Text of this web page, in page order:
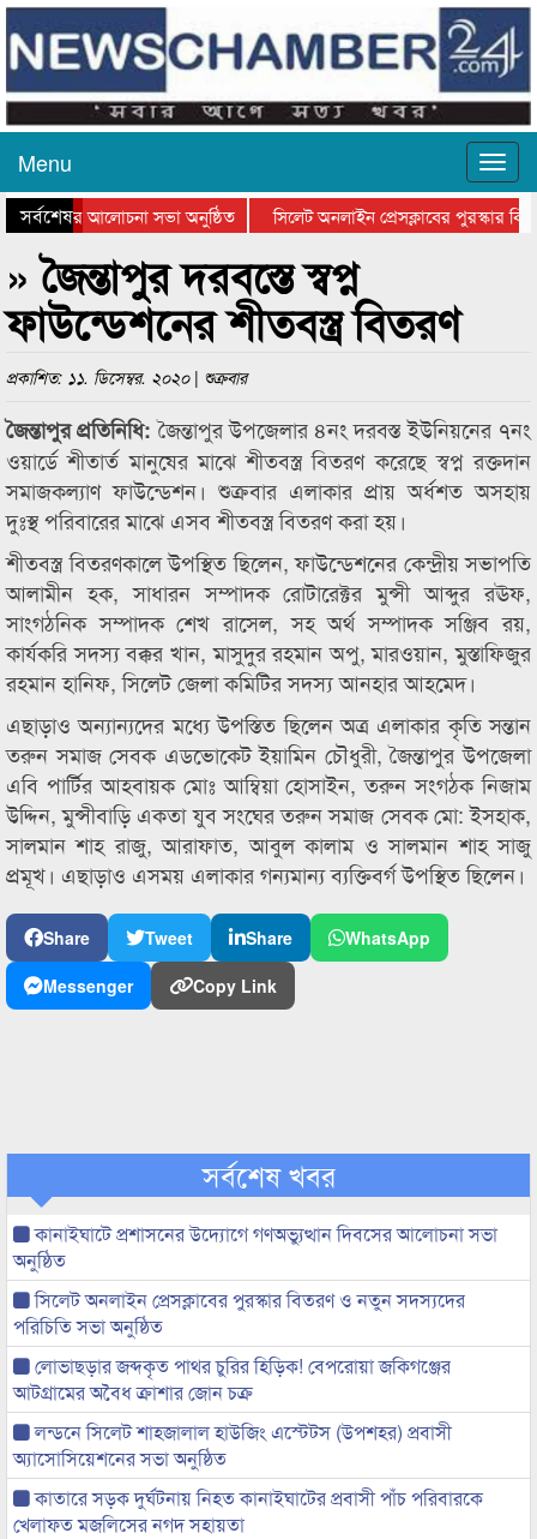
Menu
সর্বশেষ
দিবসের আলোচনা সভা অনুষ্ঠিত
সিলেট অনলাইন প্রেসক্লাবের পুরস্কার
সভা ও সম্মাননা প্রদান
» জৈন্তাপুর দরবস্তে স্বপ্ন
ফাউন্ডেশনের শীতবস্ত্র বিতরণ
প্রকাশিত: ১১. ডিসেম্বর. ২০২০ | শুক্রবার
জৈন্তাপুর প্রতিনিধি:জৈন্তাপুর উপজেলার ৪নং দরবস্ত ইউনিয়নের ৭নং
ওয়ার্ডে শীতার্ত মানুষের মাঝে শীতবস্ত্র বিতরণ করেছে স্বপ্ন রক্তদান
সমাজকল্যাণ ফাউন্ডেশন। শুক্রবার এলাকার প্রায় অর্ধশত অসহায়
দুঃস্থ পরিবারের মাঝে এসব শীতবস্ত্র বিতরণ করা হয়।
শীতবস্ত্র বিতরণকালে উপস্থিত ছিলেন, ফাউন্ডেশনের কেন্দ্রীয় সভাপতি
আলামীন হক, সাধারন সম্পাদক রোটারেক্টর মুন্সী আব্দুর রঊফ,
সাংগঠনিক সম্পাদক শেখ রাসেল, সহ অর্থ সম্পাদক সঞ্জিব রয়,
কার্যকরি সদস্য বক্কর খান, মাসুদুর রহমান অপু, মারওয়ান, মুস্তাফিজুর
রহমান হানিফ, সিলেট জেলা কমিটির সদস্য আনহার আহমেদ।
এছাড়াও অন্যান্যদের মধ্যে উপস্তিত ছিলেন অত্র এলাকার কৃতি সন্তান
তরুন সমাজ সেবক এডভোকেট ইয়ামিন চৌধুরী, জৈন্তাপুর উপজেলা
এবি পার্টির আহবায়ক মোঃ আম্বিয়া হোসাইন, তরুন সংগঠক নিজাম
উদ্দিন, মুন্সীবাড়ি একতা যুব সংঘের তরুন সমাজ সেবক মো: ইসহাক,
সালমান শাহ রাজু, আরাফাত, আবুল কালাম ও সালমান শাহ সাজু
প্রমূখ। এছাড়াও এসময় এলাকার গন্যমান্য ব্যক্তিবর্গ উপস্থিত ছিলেন।
Share Tweet Share
WhatsApp
Messenger
Copy Link
সর্বশেষ খবর
কানাইঘাটে প্রশাসনের উদ্যোগে গণঅভ্যুত্থান দিবসের আলোচনা সভা
অনুষ্ঠিত
সিলেট অনলাইন প্রেসক্লাবের পুরস্কার বিতরণ ও নতুন সদস্যদের
পরিচিতি সভা অনুষ্ঠিত
লোভাছড়ার জব্দকৃত পাথর চুরির হিড়িক! বেপরোয়া জকিগঞ্জের
আটগ্রামের অবৈধ ক্রাশার জোন চক্র
লন্ডনে সিলেট শাহজালাল হাউজিং এস্টেটস (উপশহর) প্রবাসী
অ্যাসোসিয়েশনের সভা অনুষ্ঠিত
কাতারে সড়ক দুর্ঘটনায় নিহত কানাইঘাটের প্রবাসী পাঁচ পরিবারকে
খেলাফত মজলিসের নগদ সহায়তা